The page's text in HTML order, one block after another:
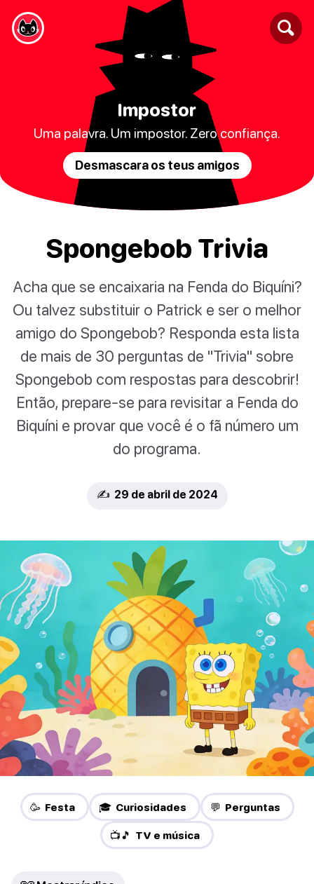
Impostor
Uma palavra. Um impostor. Zero confiança.
Desmascara os teus amigos
Spongebob Trivia
Acha que se encaixaria na Fenda do Biquíni?
Ou talvez substituir o Patrick e ser o melhor
amigo do Spongebob? Responda esta lista
de mais de 30 perguntas de "Trivia" sobre
Spongebob com respostas para descobrir!
Então, prepare-se para revisitar a Fenda do
Biquíni e provar que você é o fã número um
do programa.
✍️ 29 de abril de 2024
🥳 Festa 🎓 Curiosidades 💬 Perguntas
📺🎵 TV e música